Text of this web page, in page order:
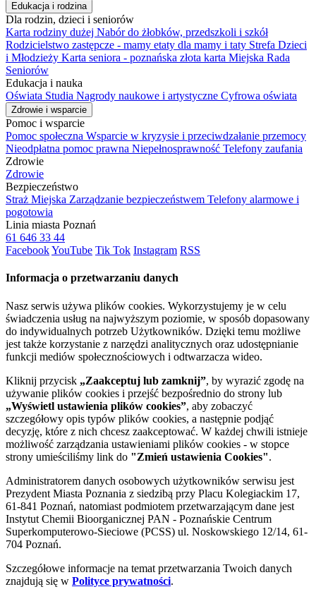
Edukacja i rodzina
Dla rodzin, dzieci i seniorów
Karta rodziny dużej Nabór do żłobków, przedszkoli i szkół
Rodzicielstwo zastępcze - mamy etaty dla mamy i taty Strefa Dzieci
i Młodzieży Karta seniora - poznańska złota karta Miejska Rada
Seniorów
Edukacja i nauka
Oświata Studia Nagrody naukowe i artystyczne Cyfrowa oświata
Zdrowie i wsparcie
Pomoc i wsparcie
Pomoc społeczna Wsparcie w kryzysie i przeciwdzałanie przemocy
Nieodpłatna pomoc prawna Niepełnosprawność Telefony zaufania
Zdrowie
Zdrowie
Bezpieczeństwo
Straż Miejska Zarządzanie bezpieczeństwem Telefony alarmowe i
pogotowia
Linia miasta Poznań
61 646 33 44
FacebookYouTube Tik Tok Instagram RSS
Informacja o przetwarzaniu danych
Nasz serwis używa plików cookies. Wykorzystujemy je w celu
świadczenia usług na najwyższym poziomie, w sposób dopasowany
do indywidualnych potrzeb Użytkowników. Dzięki temu możliwe
jest także korzystanie z narzędzi analitycznych oraz udostępnianie
funkcji mediów społecznościowych i odtwarzacza wideo.
Kliknij przycisk „Zaakceptuj lub zamknij”, by wyrazić zgodę na
używanie plików cookies i przejść bezpośrednio do strony lub
„Wyświetl ustawienia plików cookies”, aby zobaczyć
szczegółowy opis typów plików cookies, a następnie podjąć
decyzję, które z nich chcesz zaakceptować. W każdej chwili istnieje
możliwość zarządzania ustawieniami plików cookies - w stopce
strony umieściliśmy link do "Zmień ustawienia Cookies".
Administratorem danych osobowych użytkowników serwisu jest
Prezydent Miasta Poznania z siedzibą przy Placu Kolegiackim 17,
61-841 Poznań, natomiast podmiotem przetwarzającym dane jest
Instytut Chemii Bioorganicznej PAN - Poznańskie Centrum
Superkomputerowo-Sieciowe (PCSS) ul. Noskowskiego 12/14, 61-
704 Poznań.
Szczegółowe informacje na temat przetwarzania Twoich danych
znajdują się w Polityce prywatności.